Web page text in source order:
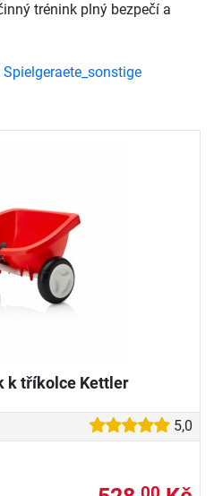
k tříkolce Kettler
5,0
trénink plný bezpečí a